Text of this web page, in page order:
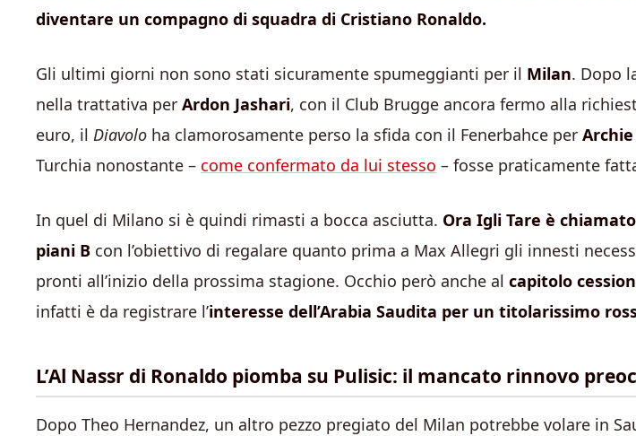
diventare un compagno di squadra di Cristiano Ronaldo.
Gli ultimi giorni non sono stati sicuramente spumeggianti per il Milan. Dopo
nella trattativa per Ardon Jashari, con il Club Brugge ancora fermo alla
euro, il Diavolo ha clamorosamente perso la sfida con il Fenerbahce per
Turchia nonostante – come confermato da lui stesso – fosse praticamente
In quel di Milano si è quindi rimasti a bocca asciutta. Ora Igli Tare è
piani B con l’obiettivo di regalare quanto prima a Max Allegri gli innesti
pronti all’inizio della prossima stagione. Occhio però anche al capitolo
infatti è da registrare l’interesse dell’Arabia Saudita per un titolarissimo
L’Al Nassr di Ronaldo piomba su Pulisic: il mancato rinnovo
Dopo Theo Hernandez, un altro pezzo pregiato del Milan potrebbe volare in